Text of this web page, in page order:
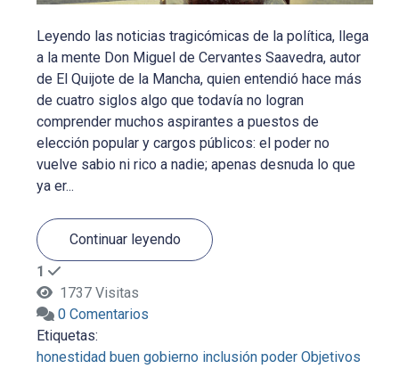
Leyendo las noticias tragicómicas de la política, llega
a la mente Don Miguel de Cervantes Saavedra, autor
de El Quijote de la Mancha, quien entendió hace más
de cuatro siglos algo que todavía no logran
comprender muchos aspirantes a puestos de
elección popular y cargos públicos: el poder no
vuelve sabio ni rico a nadie; apenas desnuda lo que
ya er...
Continuar leyendo
1
1737 Visitas
0 Comentarios
Etiquetas:
honestidad buen gobierno inclusión poder Objetivos